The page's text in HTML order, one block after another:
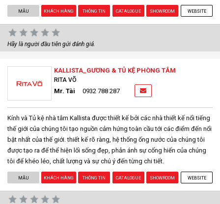
MẪU KHÁCH HÀNG THÔNG TIN CATALOGUE SHOWROOM WEBSITE
Hãy là người đầu tiên gửi đánh giá.
KALLISTA_GƯƠNG & TỦ KỆ PHÒNG TẮM
RITA VÕ
Mr. Tài 0932 788 287
Kính và Tủ kệ nhà tắm Kallista được thiết kế bởi các nhà thiết kế nổi tiếng
thế giới của chúng tôi tạo nguồn cảm hứng toàn cầu tới các điểm đến nổi
bật nhất của thế giới. thiết kế rõ ràng, hệ thống ống nước của chúng tôi
được tạo ra để thể hiện lối sống đẹp, phản ánh sự cống hiến của chúng
tôi để khéo léo, chất lượng và sự chú ý đến từng chi tiết.
MẪU KHÁCH HÀNG THÔNG TIN CATALOGUE SHOWROOM WEBSITE